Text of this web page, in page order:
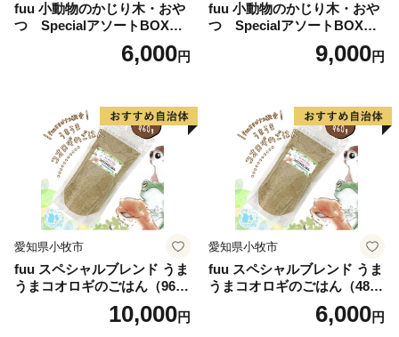
fuu 小動物のかじり木・おや
つ SpecialアソートBOX（1
6,000円
fuu 小動物のかじり木・おや
つ SpecialアソートBOX（2
9,000円
愛知県小牧市
fuu スペシャルブレンド うま
うまコオロギのごはん（960
10,000円
愛知県小牧市
fuu スペシャルブレンド うま
うまコオロギのごはん（480
6,000円